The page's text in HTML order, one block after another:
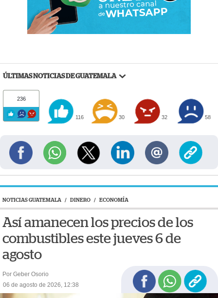
ÚLTIMAS NOTICIAS DE GUATEMALA
236
116 30 32 58
NOTICIAS GUATEMALA / DINERO / ECONOMÍA
Así amanecen los precios de los
combustibles este jueves 6 de
agosto
Por Geber Osorio
06 de agosto de 2026, 12:38